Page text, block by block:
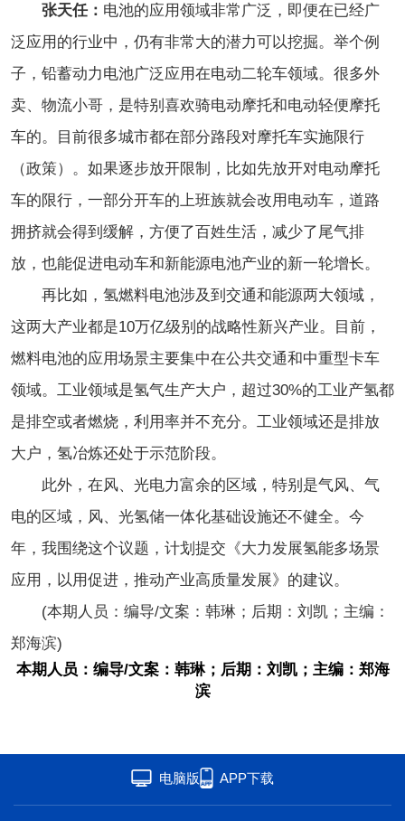
张天任： 电池的应用领域非常广泛，即便在已经广
泛应用的行业中，仍有非常大的潜力可以挖掘。举个例
子，铅蓄动力电池广泛应用在电动二轮车领域。很多外
卖、物流小哥， 是特别喜欢骑电动摩托和电动轻便摩托
车的。目前很多城市都在部分路段对摩托车实施限行
（政策）。如果逐步放开限制，比如先放开对电动摩托
车的限行，一部分开车的上班族就会改用电动车，道路
拥挤就会得到缓解，方便了百姓生活，减少了尾气排
放，也能促进电动车和新能源电池产业的新一轮增长。
再比如，氢燃料电池涉及到交通和能源两大领域，
这两大产业都是10万亿级别的战略性新兴产业。目前，
燃料电池的应用场景主要集中在公共交通和中重型卡车
领域。 工业领域是氢气生产大户，超过30%的工业产氢都
是排空或者燃烧，利用率并不充分。工业领域还是排放
大户，氢冶炼还处于示范阶段。
此外，在风、光电力富余的区域，特别是气风、气
电的区域，风、光氢储一体化基础设施还不健全。今
年，我围绕这个议题，计划提交《大力发展氢能多场景
应用，以用促进，推动产业高质量发展》的建议。
(本期人员：编导/文案：韩琳；后期：刘凯；主编：
郑海滨)
本期人员：编导/文案：韩琳；后期：刘凯；主编：郑海
滨
电脑版 APP下载